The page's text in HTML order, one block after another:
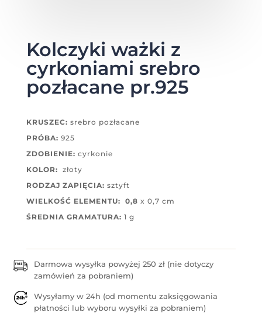
Kolczyki ważki z
cyrkoniami srebro
pozłacane pr.925
KRUSZEC: srebro pozłacane
PRÓBA: 925
ZDOBIENIE: cyrkonie
KOLOR: złoty
RODZAJ ZAPIĘCIA: sztyft
WIELKOŚĆ ELEMENTU: 0,8 x 0,7 cm
ŚREDNIA GRAMATURA: 1 g
Darmowa wysyłka powyżej 250 zł (nie dotyczy
zamówień za pobraniem)
Wysyłamy w 24h (od momentu zaksięgowania
płatności lub wyboru wysyłki za pobraniem)